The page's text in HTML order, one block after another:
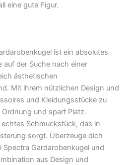
eine gute Figur.
ist ein absolutes
auf der Suche nach einer
ästhetischen
Mit ihrem nützlichen Design und
und Kleidungsstücke zu
und spart Platz.
Schmuckstück, das in
sorgt. Überzeuge dich
Gardarobenkugel und
aus Design und